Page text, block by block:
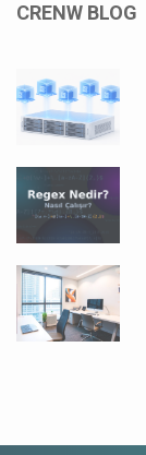
CRENW BLOG